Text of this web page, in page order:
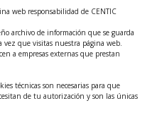
web responsabilidad de CENTIC
archivo de información que se guarda
vez que visitas nuestra página web.
a empresas externas que prestan
técnicas son necesarias para que
de tu autorización y son las únicas
las empresas
y escalables
Ayudas INFO
de Innovación y